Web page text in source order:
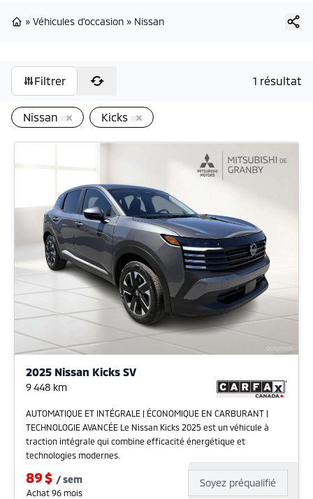
» Véhicules d'occasion » Nissan
Filtrer 1 résultat
Nissan Kicks
2025 Nissan Kicks SV
9 448 km
AUTOMATIQUE ET INTÉGRALE | ÉCONOMIQUE EN CARBURANT |
TECHNOLOGIE AVANCÉE Le Nissan Kicks 2025 est un véhicule à
traction intégrale qui combine efficacité énergétique et
technologies modernes.
89$ /sem
Achat 96 mois
Soyez préqualifié